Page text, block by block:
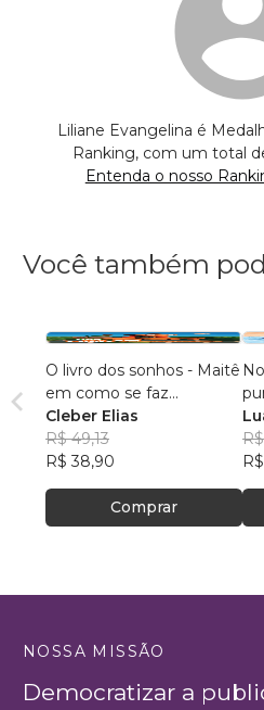
Liliane Evangelina é
Ranking, com um total
Entenda o nosso
Você também
O livro dos sonhos - Maitê
em como se faz...
Cleber Elias
R$ 49,13
R$ 38,90
Comprar
NOSSA MISSÃO
Democratizar a